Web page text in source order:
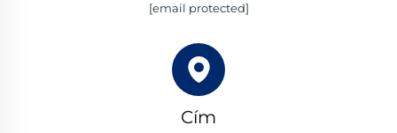
[email protected]
Cím